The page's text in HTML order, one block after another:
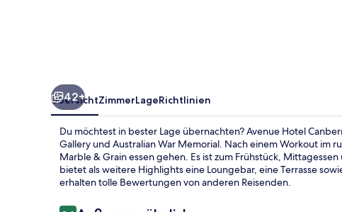
42+
ÜbersichtZimmerLageRichtlinien
Du möchtest in bester Lage übernachten? Avenue Hotel
Gallery und Australian War Memorial. Nach einem Workout im
Marble & Grain essen gehen. Es ist zum Frühstück,
bietet als weitere Highlights eine Loungebar, eine Terrasse
erhalten tolle Bewertungen von anderen Reisenden.